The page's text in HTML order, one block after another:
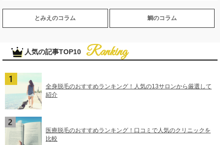
とみえのコラム 鯛のコラム
人気の記事TOP10
全身脱毛のおすすめランキング！人気の13サロンから厳選して
紹介
医療脱毛のおすすめランキング！口コミで人気のクリニックを
比較